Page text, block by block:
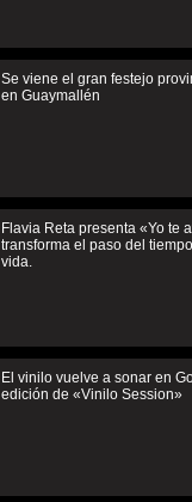
Se viene el gran festejo
en Guaymallén
Flavia Reta presenta «Yo te
transforma el paso del
vida.
El vinilo vuelve a sonar en
edición de «Vinilo Session»